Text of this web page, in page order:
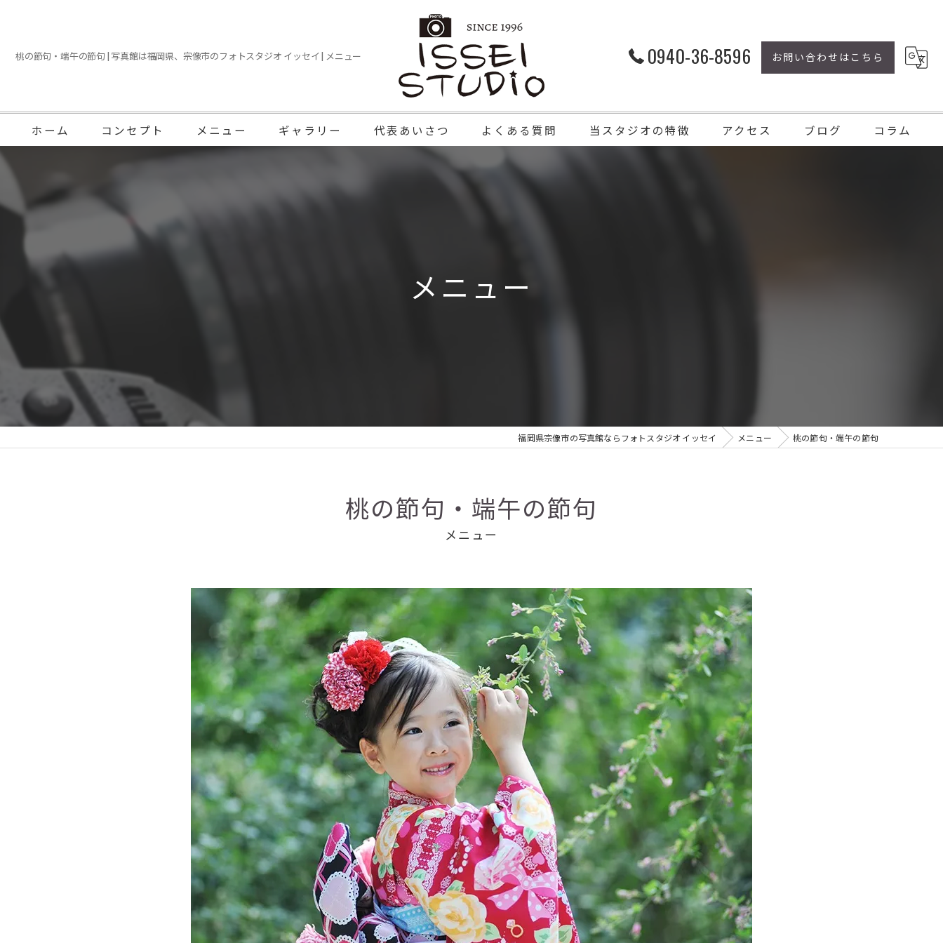
桃の節句・端午の節句 | 写真館は福岡県、宗像市のフォトスタジオ イッセイ | メニュー 0940-36-8596 お問い合わせはこちら
ホーム コンセプト メニュー ギャラリー 代表あいさつ よくある質問 当スタジオの特徴 アクセス ブログ コラム
メニュー
福岡県宗像市の写真館ならフォトスタジオ イッセイ メニュー 桃の節句・端午の節句
メニュー
桃の節句・端午の節句